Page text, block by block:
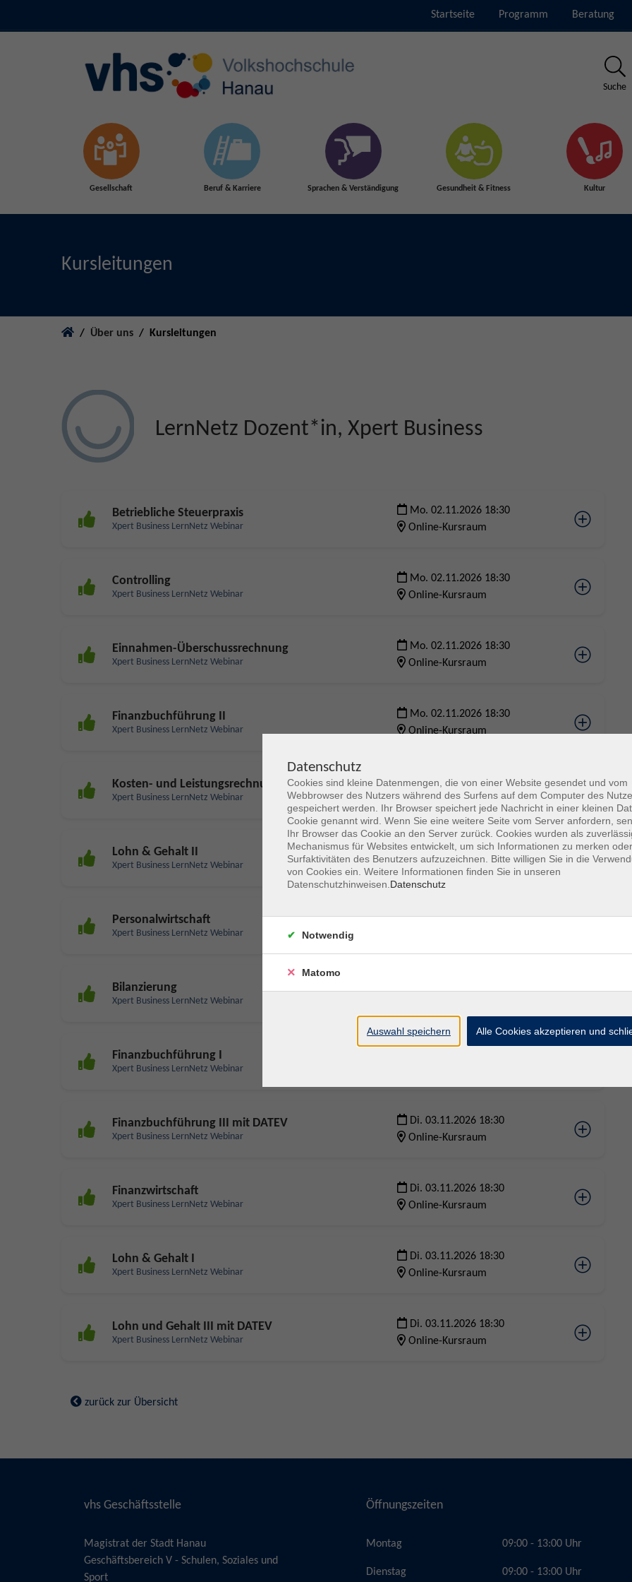
Startseite Programm Beratung
Suche
Gesellschaft Beruf & Karriere Sprachen & Verständigung Gesundheit & Fitness Kultur
Kursleitungen
Über uns
Kursleitungen
LernNetz Dozent*in, Xpert Business
Betriebliche Steuerpraxis
Xpert Business LernNetz Webinar
Mo. 02.11.2026 18:30
Online-Kursraum
Controlling
Xpert Business LernNetz Webinar
Mo. 02.11.2026 18:30
Online-Kursraum
Einnahmen-Überschussrechnung
Xpert Business LernNetz Webinar
Mo. 02.11.2026 18:30
Online-Kursraum
Finanzbuchführung II
Xpert Business LernNetz Webinar
Mo. 02.11.2026 18:30
Online-Kursraum
Kosten- und Leistungsrechnung
Xpert Business LernNetz Webinar
Mo. 02.11.2026 18:30
Online-Kursraum
Lohn & Gehalt II
Xpert Business LernNetz Webinar
Mo. 02.11.2026 18:30
Online-Kursraum
Personalwirtschaft
Xpert Business LernNetz Webinar
Mo. 02.11.2026 18:30
Bilanzierung
Xpert Business LernNetz Webinar
Finanzbuchführung I
Xpert Business LernNetz Webinar
Finanzbuchführung III mit DATEV
Xpert Business LernNetz Webinar
Di. 03.11.2026 18:30
Online-Kursraum
Finanzwirtschaft
Xpert Business LernNetz Webinar
Di. 03.11.2026 18:30
Online-Kursraum
Lohn & Gehalt I
Xpert Business LernNetz Webinar
Di. 03.11.2026 18:30
Online-Kursraum
Lohn und Gehalt III mit DATEV
Xpert Business LernNetz Webinar
Di. 03.11.2026 18:30
Online-Kursraum
zurück zur Übersicht
vhs Geschäftsstelle
Magistrat der Stadt Hanau
Geschäftsbereich V - Schulen, Soziales und
Sport
Öffnungszeiten
Montag
Dienstag
09:00 - 13:00 Uhr
09:00 - 13:00 Uhr
Datenschutz
Cookies sind kleine Datenmengen, die von einer Website gesendet und vom
Webbrowser des Nutzers während des Surfens auf dem Computer des
gespeichert werden. Ihr Browser speichert jede Nachricht in einer kleinen
Cookie genannt wird. Wenn Sie eine weitere Seite vom Server anfordern,
Ihr Browser das Cookie an den Server zurück. Cookies wurden als
Mechanismus für Websites entwickelt, um sich Informationen zu merken
Surfaktivitäten des Benutzers aufzuzeichnen. Bitte willigen Sie in die
von Cookies ein. Weitere Informationen finden Sie in unseren
Datenschutzhinweisen. Datenschutz
Notwendig
Matomo
Auswahl speichern Alle Cookies akzeptieren und